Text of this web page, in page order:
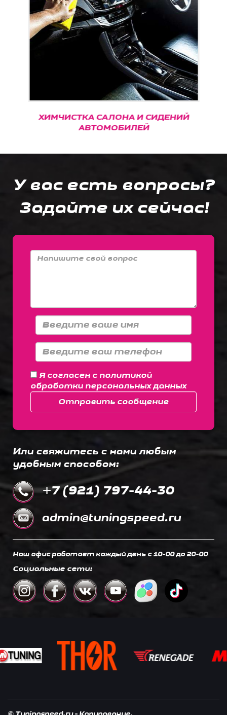
ХИМЧИСТКА САЛОНА И СИДЕНИЙ
АВТОМОБИЛЕЙ
У вас есть вопросы?
Задайте их сейчас!
Я согласен с политикой
обработки персональных данных
Отправить сообщение
Или свяжитесь с нами любым
удобным способом:
+7 (921) 797-44-30
admin@tuningspeed.ru
Наш офис работает каждый день c 10-00 до 20-00
Социальные сети: